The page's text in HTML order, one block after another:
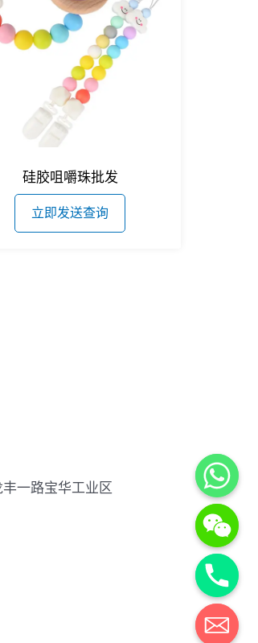
硅胶咀嚼珠批发
立即发送查询
一路宝华工业区